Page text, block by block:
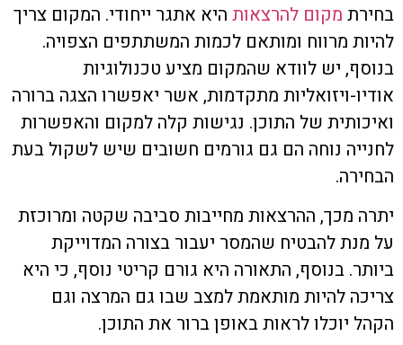
בחירת מקום להרצאות היא אתגר ייחודי. המקום צריך
להיות מרווח ומותאם לכמות המשתתפים הצפויה.
בנוסף, יש לוודא שהמקום מציע טכנולוגיות
אודיו-ויזואליות מתקדמות, אשר יאפשרו הצגה ברורה
ואיכותית של התוכן. נגישות קלה למקום והאפשרות
לחנייה נוחה הם גם גורמים חשובים שיש לשקול בעת
הבחירה.
יתרה מכך, ההרצאות מחייבות סביבה שקטה ומרוכזת
על מנת להבטיח שהמסר יעבור בצורה המדוייקת
ביותר. בנוסף, התאורה היא גורם קריטי נוסף, כי היא
צריכה להיות מותאמת למצב שבו גם המרצה וגם
הקהל יוכלו לראות באופן ברור את התוכן.